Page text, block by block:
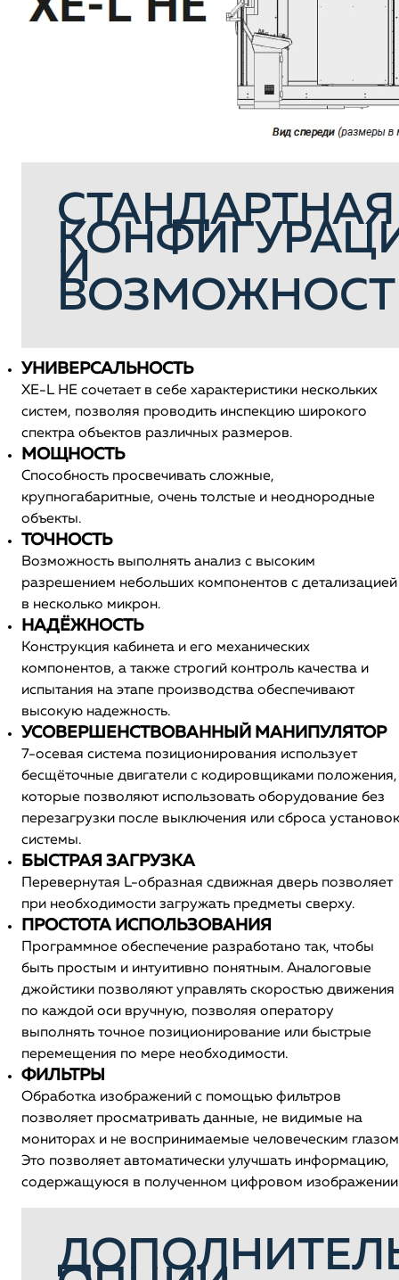
СТАНДАРТНАЯ
И
УНИВЕРСАЛЬНОСТЬ
XE-L HE сочетает в себе характеристики нескольких
систем, позволяя проводить инспекцию широкого
спектра объектов различных размеров.
МОЩНОСТЬ
Способность просвечивать сложные,
крупногабаритные, очень толстые и неоднородные
объекты.
ТОЧНОСТЬ
Возможность выполнять анализ с высоким
разрешением небольших компонентов с детализацией
в несколько микрон.
НАДЁЖНОСТЬ
Конструкция кабинета и его механических
компонентов, а также строгий контроль качества и
испытания на этапе производства обеспечивают
высокую надежность.
УСОВЕРШЕНСТВОВАННЫЙ МАНИПУЛЯТОР
7-осевая система позиционирования использует
бесщёточные двигатели с кодировщиками положения,
которые позволяют использовать оборудование без
перезагрузки после выключения или сброса установок
системы.
БЫСТРАЯ ЗАГРУЗКА
Перевернутая L-образная сдвижная дверь позволяет
при необходимости загружать предметы сверху.
ПРОСТОТА ИСПОЛЬЗОВАНИЯ
Программное обеспечение разработано так, чтобы
быть простым и интуитивно понятным. Аналоговые
джойстики позволяют управлять скоростью движения
по каждой оси вручную, позволяя оператору
выполнять точное позиционирование или быстрые
перемещения по мере необходимости.
ФИЛЬТРЫ
Обработка изображений с помощью фильтров
позволяет просматривать данные, не видимые на
мониторах и не воспринимаемые человеческим
Это позволяет автоматически улучшать информацию,
содержащуюся в полученном цифровом